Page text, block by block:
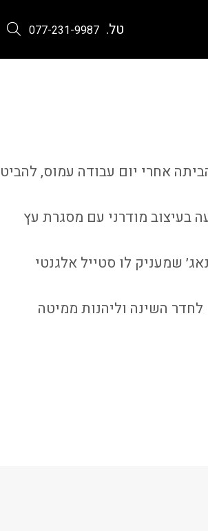
טל. 077-231-9987
אחרי יום עבודה עמוס, להביט
בעיצוב מודרני עם מסגרת עץ
שמעניק לו סטייל אלגנטי
השינה וליהנות ממיטה